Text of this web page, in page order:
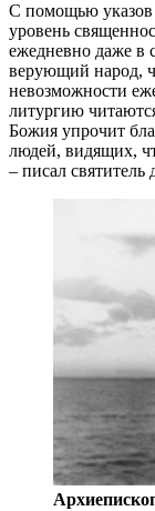
С помощью указов
уровень
ежедневно даже в
верующий народ,
невозможности
литургию
Божия упрочит
людей, видящих,
– писал святитель